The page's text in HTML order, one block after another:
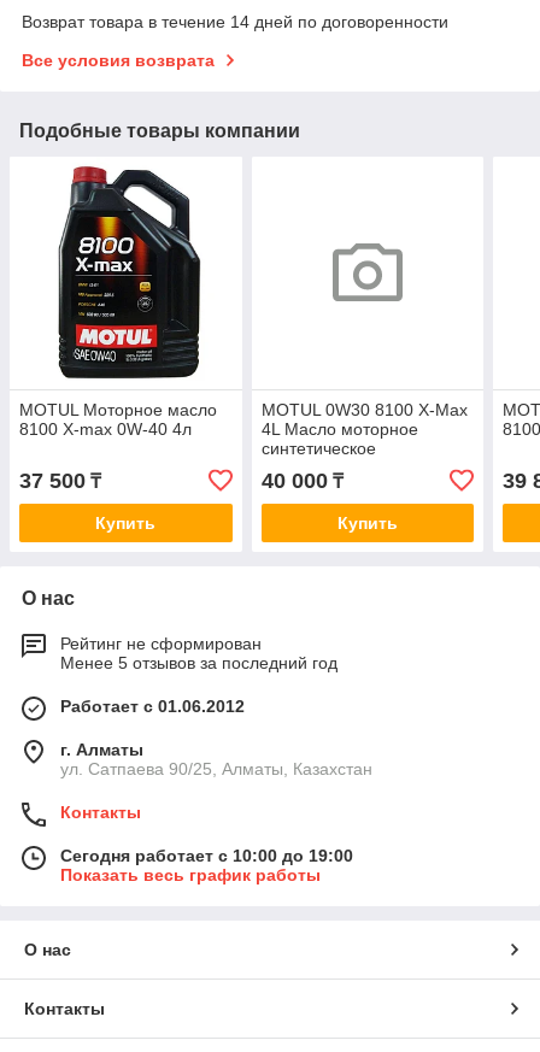
Возврат товара в течение 14 дней по договоренности
Все условия возврата
Подобные товары компании
MOTUL Моторное масло
8100 X-max 0W-40 4л
37 500 ₸
Купить
MOTUL 0W30 8100 X-Max
4L Масло моторное
синтетическое
40 000₸
Купить
39
О нас
Рейтинг не сформирован
Менее 5 отзывов за последний год
Работает с 01.06.2012
г. Алматы
ул. Сатпаева 90/25, Алматы, Казахстан
Контакты
Сегодня работает с 10:00 до 19:00
Показать весь график работы
О нас
Контакты